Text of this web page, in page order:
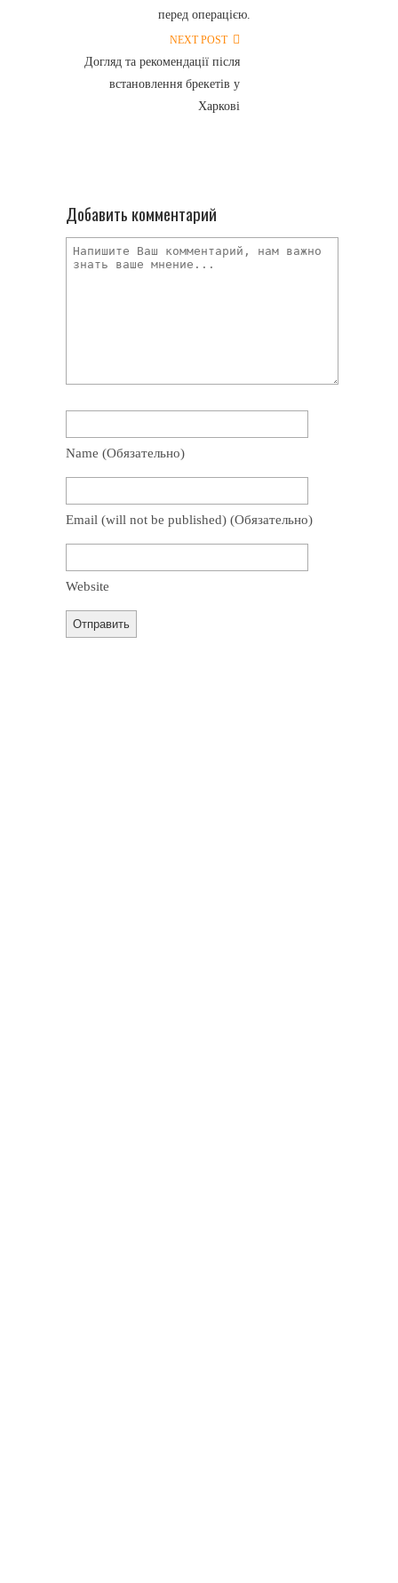
перед операцією.
NEXT POST
Догляд та рекомендації після
встановлення брекетів у
Харкові
Добавить комментарий
Name (обязательно)
Email (will not be published) (обязательно)
Website